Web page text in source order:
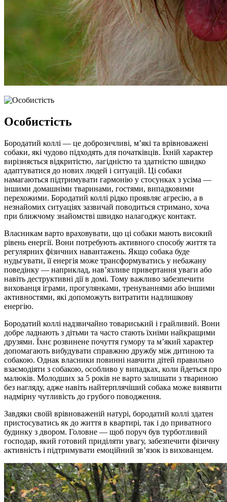
Особистість
Бородатий коллі — це доброзичливі, м’які та врівноважені
собаки, які чудово підходять для початківців. Їхній характер
вирізняється відкритістю, лагідністю та здатністю швидко
адаптуватися до нових людей і ситуацій. Ці собаки
намагаються підтримувати гармонію у стосунках з усіма —
іншими домашніми тваринами, гостями, випадковими
перехожими. Бородатий коллі рідко проявляє агресію, а в
незнайомих ситуаціях зазвичай поводиться стримано, хоча
при ближчому знайомстві швидко налагоджує контакт.
Власникам варто враховувати, що ці собаки мають високий
рівень енергії. Вони потребують активного способу життя та
регулярних фізичних навантажень. Якщо собака буде
нудьгувати, її енергія може трансформуватись у небажану
поведінку — наприклад, нав’язливе привертання уваги або
навіть деструктивні дії в домі. Тому важливо забезпечити
вихованця іграми, прогулянками, тренуваннями або іншими
активностями, які допоможуть витратити надлишкову
енергію.
Бородатий коллі надзвичайно товариський і грайливий. Вони
добре ладнають з дітьми та часто стають їхніми найкращими
друзями. Їхнє розвинене почуття гумору та м’який характер
допомагають вибудувати справжню дружбу між дитиною та
собакою. Однак власники повинні навчити дітей правильно
взаємодіяти з собакою, особливо у випадках, коли йдеться про
малюків. Молодших за 5 років не варто залишати з твариною
без нагляду, адже навіть найтерплячіший собака може виявити
надмірну чутливість до грубого поводження.
Завдяки своїй врівноваженій натурі, бородатий коллі здатен
пристосуватись як до життя в квартирі, так і до приватного
будинку з двором. Головне — щоб поруч був турботливий
господар, який готовий приділяти увагу, забезпечити фізичну
активність і підтримувати емоційний зв’язок із вихованцем.